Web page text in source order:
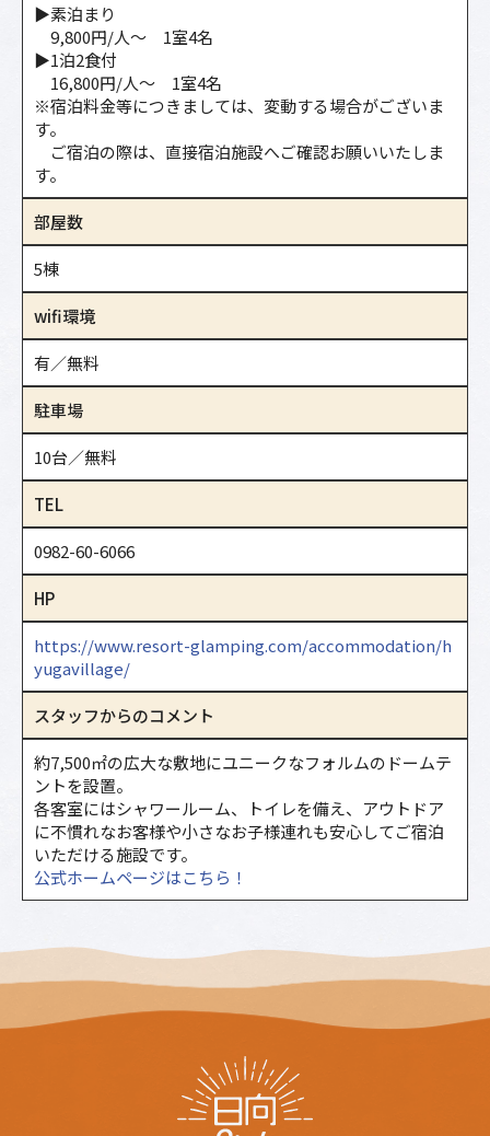
▶素泊まり
9,800円/人～ 1室4名
▶1泊2食付
16,800円/人～ 1室4名
※宿泊料金等につきましては、変動する場合がございま
す。
ご宿泊の際は、直接宿泊施設へご確認お願いいたしま
す。
部屋数
5棟
wifi環境
有／無料
駐車場
10台／無料
TEL
0982-60-6066
HP
https://www.resort-glamping.com/accommodation/h
yugavillage/
スタッフからのコメント
約7,500㎡の広大な敷地にユニークなフォルムのドームテ
ントを設置。
各客室にはシャワールーム、トイレを備え、アウトドア
に不慣れなお客様や小さなお子様連れも安心してご宿泊
いただける施設です。
公式ホームページはこちら！